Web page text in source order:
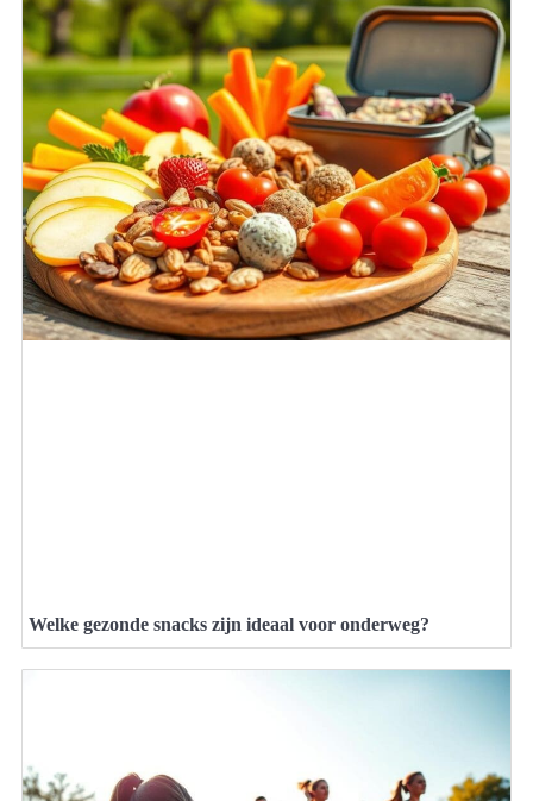
Welke gezonde snacks zijn ideaal voor onderweg?